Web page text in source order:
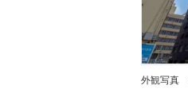
外観写真